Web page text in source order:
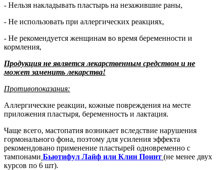
- Нельзя накладывать пластырь на незажившие раны,
- Не использовать при аллергических реакциях,
- Не рекомендуется женщинам во время беременности и
кормления,
Продукция не является лекарственным средством и не
может заменить лекарства!
Противопоказания:
Аллергические реакции, кожные повреждения на месте
приложения пластыря, беременность и лактация.
Чаще всего, мастопатия возникает вследствие нарушения
гормонального фона, поэтому для усиления эффекта
рекомендовано применение пластырей одновременно с
тампонами Бьютифул Лайф или Клин Поинт (не менее двух
курсов по 6 шт).